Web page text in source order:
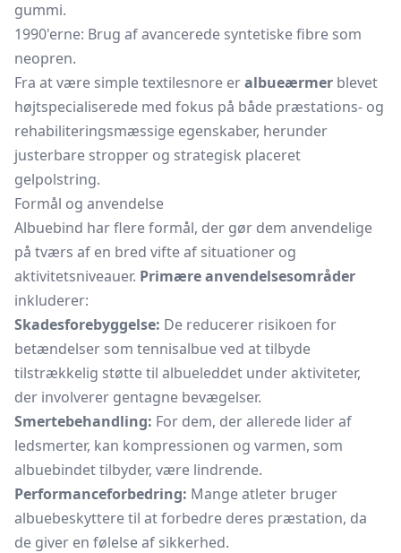
gummi.
1990'erne: Brug af avancerede syntetiske fibre som
neopren.
Fra at være simple textilesnore eralbueærmer blevet
højtspecialiserede med fokus på både præstations- og
rehabiliteringsmæssige egenskaber, herunder
justerbare stropper og strategisk placeret
gelpolstring.
Formål og anvendelse
Albuebind har flere formål, der gør dem anvendelige
på tværs af en bred vifte af situationer og
aktivitetsniveauer. Primære anvendelsesområder
inkluderer:
Skadesforebyggelse: De reducerer risikoen for
betændelser som tennisalbue ved at tilbyde
tilstrækkelig støtte til albueleddet under aktiviteter,
der involverer gentagne bevægelser.
Smertebehandling: For dem, der allerede lider af
ledsmerter, kan kompressionen og varmen, som
albuebindet tilbyder, være lindrende.
Performanceforbedring: Mange atleter bruger
albuebeskyttere til at forbedre deres præstation, da
de giver en følelse af sikkerhed.